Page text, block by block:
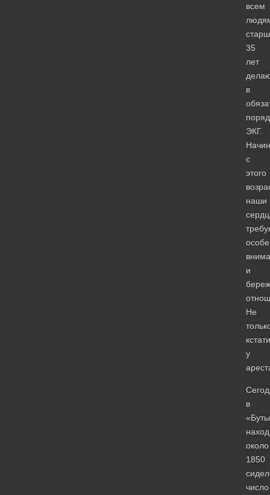
всем
35
лет
в
ЭКГ.
с
этого
наши
и
Не
у
в
около
1850
число